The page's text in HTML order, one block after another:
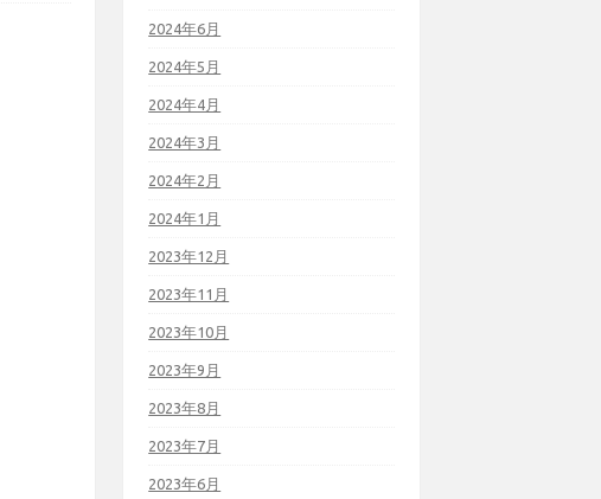
2024年6月
2024年5月
2024年4月
2024年3月
2024年2月
2024年1月
2023年12月
2023年11月
2023年10月
2023年9月
2023年8月
2023年7月
2023年6月